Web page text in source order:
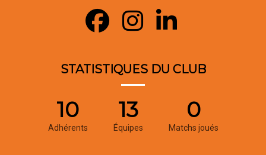
STATISTIQUES DU CLUB
10
Adhérents
13
Équipes
0
Matchs joués